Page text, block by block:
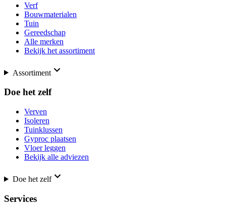
Verf
Bouwmaterialen
Tuin
Gereedschap
Alle merken
Bekijk het assortiment
Assortiment
Doe het zelf
Verven
Isoleren
Tuinklussen
Gyproc plaatsen
Vloer leggen
Bekijk alle adviezen
Doe het zelf
Services